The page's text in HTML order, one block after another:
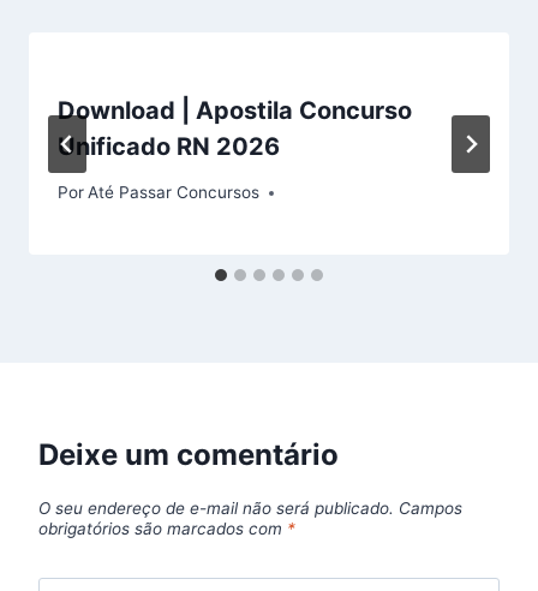
Download | Apostila Concurso
Unificado RN 2026
PorAté Passar Concursos
Deixe um comentário
O seu endereço de e-mail não será publicado. Campos
obrigatórios são marcados com *